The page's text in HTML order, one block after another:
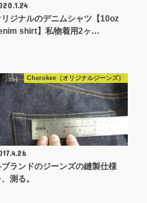
リジナルのデニムシャツ【10oz
shirt】私物着用2ヶ…
Cherokee（オリジナルジーンズ）
ランドのジーンズの縫製仕様
測る。